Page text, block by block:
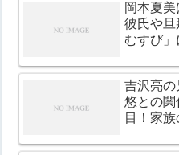
岡本夏美
彼氏や旦
むすび」
吉沢亮の
悠との関
目！家